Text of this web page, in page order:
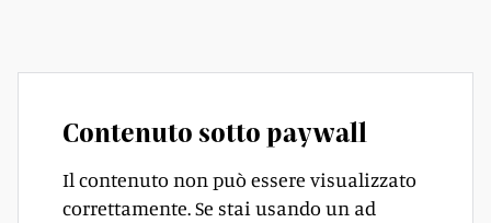
Contenuto sotto paywall
Il contenuto non può essere visualizzato
correttamente. Se stai usando un ad